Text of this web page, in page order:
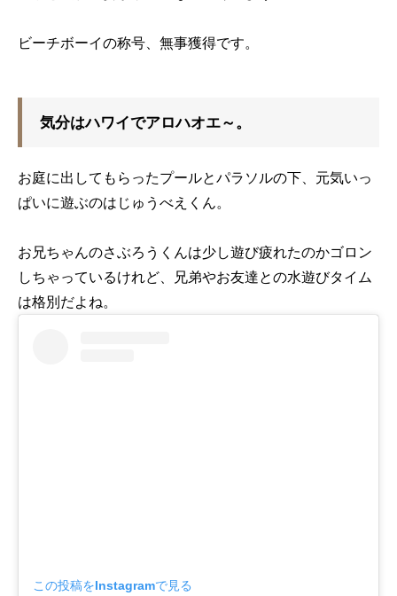
ビーチボーイの称号、無事獲得です。
気分はハワイでアロハオエ～。
お庭に出してもらったプールとパラソルの下、元気いっ
ぱいに遊ぶのはじゅうべえくん。
お兄ちゃんのさぶろうくんは少し遊び疲れたのかゴロン
しちゃっているけれど、兄弟やお友達との水遊びタイム
は格別だよね。
この投稿をInstagramで見る